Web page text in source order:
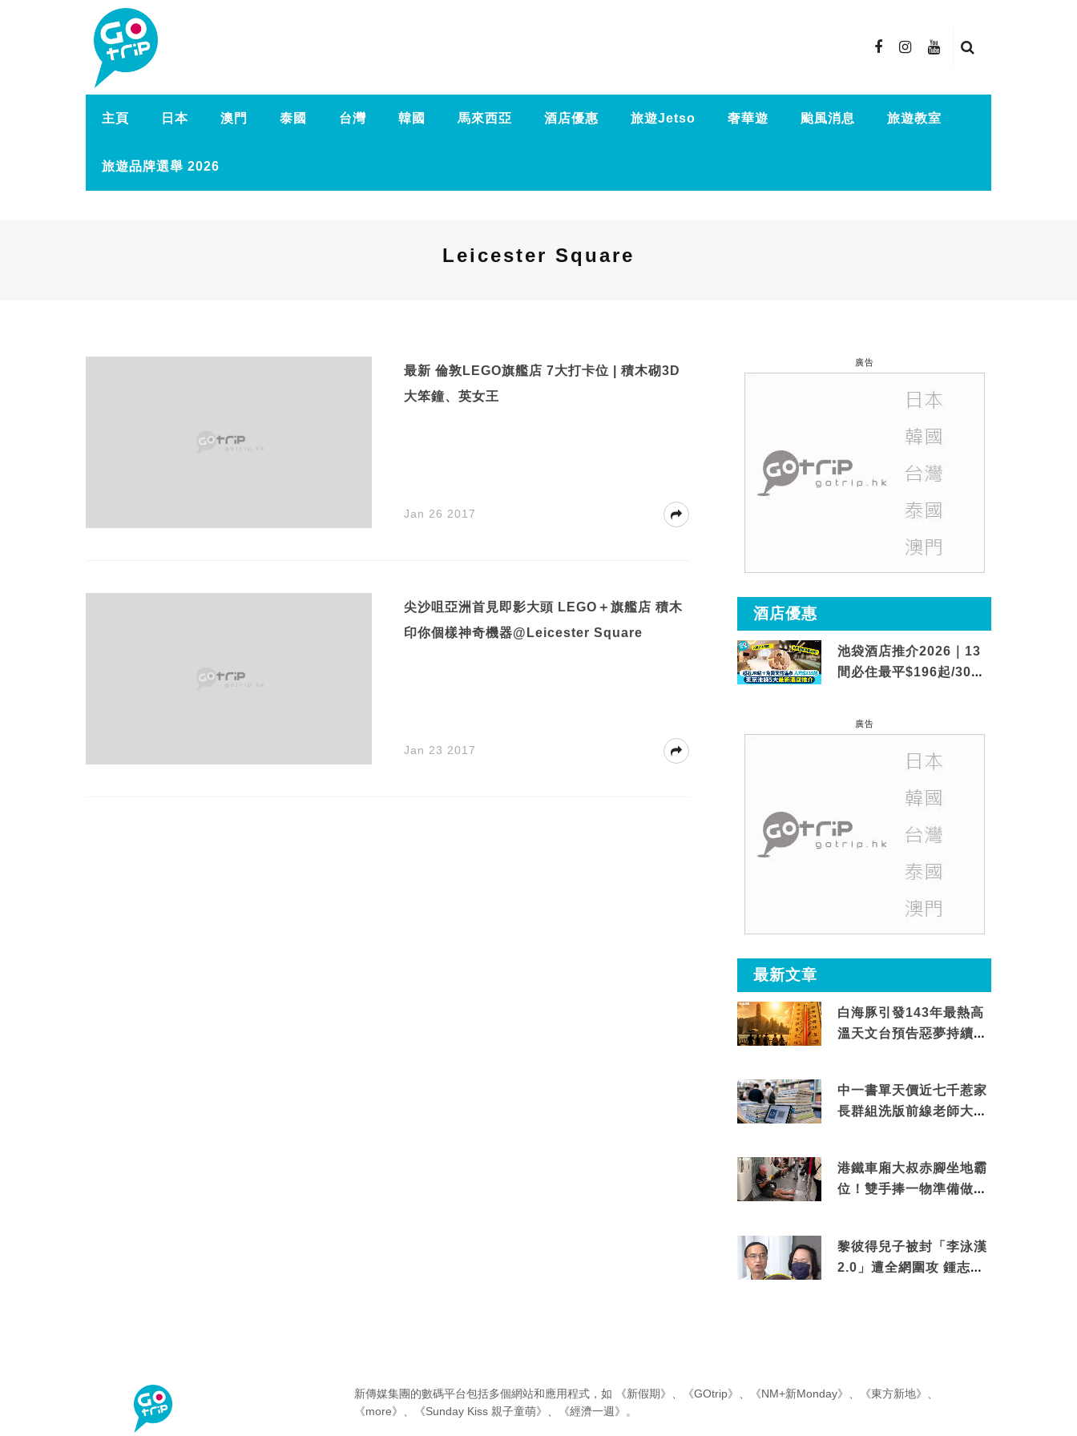
主頁 日本 澳門 泰國 台灣 韓國 馬來西亞 酒店優惠 旅遊Jetso 奢華遊 颱風消息 旅遊教室
旅遊品牌選舉 2026
Leicester Square
最新 倫敦LEGO旗艦店 7大打卡位 | 積木砌3D
大笨鐘、英女王
Jan 26 2017
尖沙咀亞洲首見即影大頭 LEGO＋旗艦店 積木
印你個樣神奇機器@Leicester Square
Jan 23 2017
廣告
酒店優惠
池袋酒店推介2026｜13
間必住最平$196起/30秒
廣告
最新文章
白海豚引發143年最熱高
溫天文台預告惡夢持續至
中一書單天價近七千惹家
長群組洗版前線老師大爆
港鐵車廂大叔赤腳坐地霸
位！雙手捧一物準備做出
黎彼得兒子被封「李泳漢
2.0」遭全網圍攻 鍾志光
新傳媒集團的數碼平台包括多個網站和應用程式，如 《新假期》 《GOtrip》 《NM+新Monday》 《東方新地》
《more》
《Sunday Kiss 親子童萌》 《經濟一週》 。